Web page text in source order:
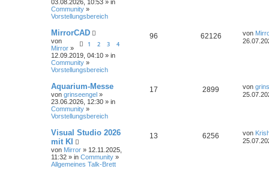
03.08.2026, 10:53 » in
Community »
Vorstellungsbereich
MirrorCAD
1 2 3 4
von
Mirror »
12.09.2019, 04:10 » in
Community »
Vorstellungsbereich
96 62126 von
Aquarium-Messe
von grinseengel »
23.06.2026, 12:30 » in
Community »
Vorstellungsbereich
17 2899 von
Visual Studio 2026
mit KI
von Mirror » 12.11.2025,
11:32 » in Community »
Allgemeines Talk-Brett
13 6256 von